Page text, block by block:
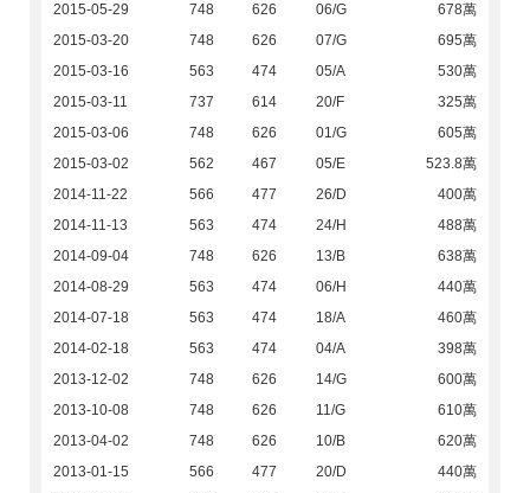
2015-05-29
748 626 06/G
678萬
2015-03-20
748 626 07/G
695萬
2015-03-16
563 474 05/A
530萬
2015-03-11
737 614 20/F
325萬
2015-03-06
748 626 01/G
605萬
2015-03-02
562 467 05/E
523.8萬
2014-11-22
566 477 26/D
400萬
2014-11-13
563 474 24/H
488萬
2014-09-04
748 626 13/B
638萬
2014-08-29
563 474 06/H
440萬
2014-07-18
563 474 18/A
460萬
2014-02-18
563 474 04/A
398萬
2013-12-02
748 626 14/G
600萬
2013-10-08
748 626 11/G
610萬
2013-04-02
748 626 10/B
620萬
2013-01-15
566 477 20/D
440萬